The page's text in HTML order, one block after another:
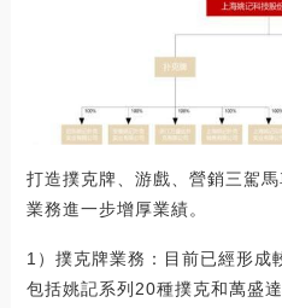
打造撲克牌、游戲、營銷三駕
業務進一步增厚業績。
1）撲克牌業務：目前已經形成
包括姚記系列20種撲克和萬盛